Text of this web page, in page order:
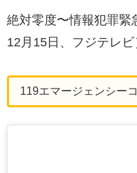
絶対零度〜情報犯罪緊
12月15日、フジテレ
119エマージェンシー